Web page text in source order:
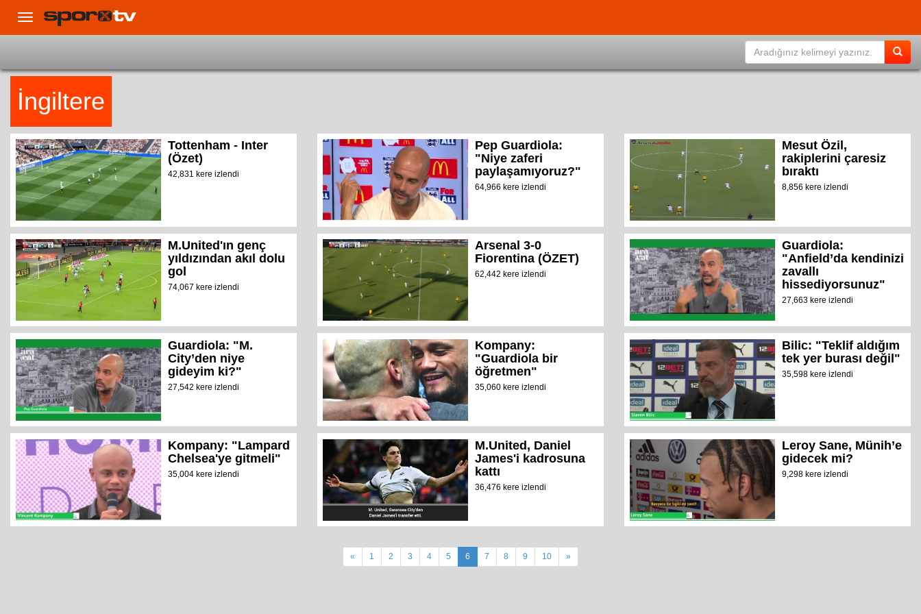
Toggle
navigation
İngiltere
Tottenham - Inter
(Özet)
42,831 kere izlendi
Pep Guardiola:
"Niye zaferi
paylaşamıyoruz?"
64,966 kere izlendi
Mesut Özil,
rakiplerini çaresiz
bıraktı
8,856 kere izlendi
M.United'ın genç
yıldızından akıl dolu
gol
74,067 kere izlendi
Arsenal 3-0
Fiorentina (ÖZET)
62,442 kere izlendi
Guardiola:
"Anfield’da kendinizi
zavallı
hissediyorsunuz"
27,663 kere izlendi
Guardiola: "M.
City’den niye
gideyim ki?"
27,542 kere izlendi
Kompany:
"Guardiola bir
öğretmen"
35,060 kere izlendi
Bilic: "Teklif aldığım
tek yer burası değil"
35,598 kere izlendi
Kompany: "Lampard
Chelsea'ye gitmeli"
35,004 kere izlendi
M.United, Daniel
James'i kadrosuna
kattı
36,476 kere izlendi
Leroy Sane, Münih’e
gidecek mi?
9,298 kere izlendi
« 1 2 3 4 5 6 7 8 9 10 »